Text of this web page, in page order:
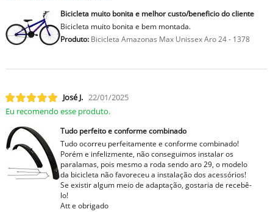
Bicicleta muito bonita e melhor custo/beneficio do cliente
Bicicleta muito bonita e bem montada.
Produto:Bicicleta Amazonas Max Unissex Aro 24 - 1378
José J. 22/01/2025
Eu recomendo esse produto.
Tudo perfeito e conforme combinado
Tudo ocorreu perfeitamente e conforme combinado!
Porém e infelizmente, não conseguimos instalar os
paralamas, pois mesmo a roda sendo aro 29, o modelo
da bicicleta não favoreceu a instalação dos acessórios!
Se existir algum meio de adaptação, gostaria de recebê-
lo!
Att e obrigado